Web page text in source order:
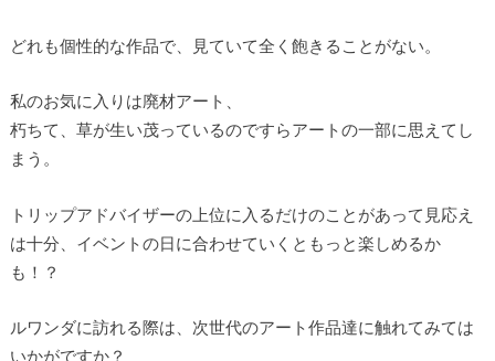
どれも個性的な作品で、見ていて全く飽きることがない。
私のお気に入りは廃材アート、
朽ちて、草が生い茂っているのですらアートの一部に思えてし
まう。
トリップアドバイザーの上位に入るだけのことがあって見応え
は十分、イベントの日に合わせていくともっと楽しめるか
も！？
ルワンダに訪れる際は、次世代のアート作品達に触れてみては
いかがですか？